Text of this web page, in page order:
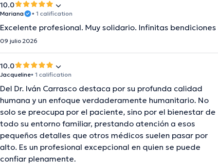
10.0
Mariana • 1 calification
Excelente profesional. Muy solidario. Infinitas bendiciones
09 julio 2026
10.0
Jacqueline• 1 calification
Del Dr. Iván Carrasco destaca por su profunda calidad
humana y un enfoque verdaderamente humanitario. No
solo se preocupa por el paciente, sino por el bienestar de
todo su entorno familiar, prestando atención a esos
pequeños detalles que otros médicos suelen pasar por
alto. Es un profesional excepcional en quien se puede
confiar plenamente.